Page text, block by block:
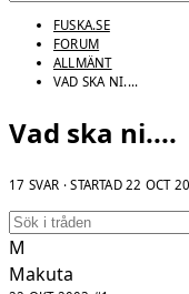
FUSKA.SE
FORUM
ALLMÄNT
VAD SKA NI....
Vad ska ni....
17 SVAR · STARTAD22 OCT
M
Makuta